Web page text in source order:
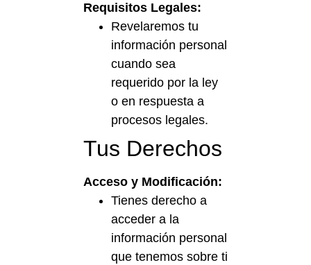
Requisitos Legales:
Revelaremos tu
información personal
cuando sea
requerido por la ley
o en respuesta a
procesos legales.
Tus Derechos
Acceso y Modificación:
Tienes derecho a
acceder a la
información personal
que tenemos sobre ti